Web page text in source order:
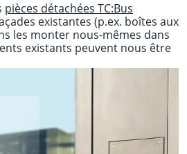
pièces détachées TC:Bus
existantes (p.ex. boîtes aux
les monter nous-mêmes dans
existants peuvent nous être